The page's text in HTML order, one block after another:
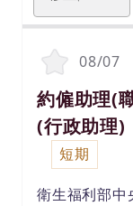
08/07
約僱助理(
(行政助理)
短期
衛生福利部中